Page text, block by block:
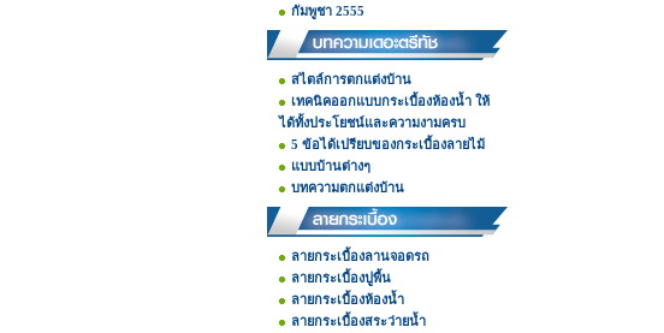
กัมพูชา 2555
สไตล์การตกแต่งบ้าน
เทคนิคออกแบบกระเบื้องห้องน้ำ ให้
ได้ทั้งประโยชน์และความงามครบ
5 ข้อได้เปรียบของกระเบื้องลายไม้
แบบบ้านต่างๆ
บทความตกแต่งบ้าน
ลายกระเบื้องลานจอดรถ
ลายกระเบื้องปูพื้น
ลายกระเบื้องห้องน้ำ
ลายกระเบื้องสระว่ายน้ำ